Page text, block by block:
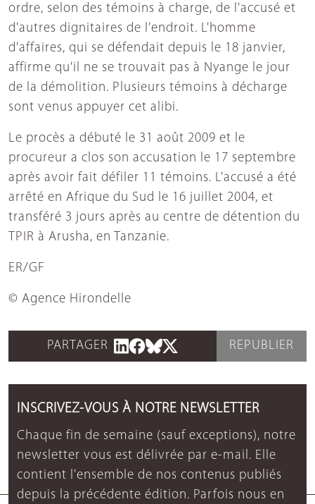
ordre, selon des témoins à charge, de l'accusé et
d'autres dignitaires de l'endroit. L'homme
d'affaires, qui se défendait depuis le 18 janvier,
affirme qu'il ne se trouvait pas à Nyange le jour
de la démolition. Plusieurs témoins à décharge
sont venus appuyer cet alibi.
Le procès a débuté le 31 août 2009 et le
procureur a clos son accusation le 17 septembre
après avoir fait défiler 11 témoins. L'accusé a été
arrêté en Afrique du Sud le 16 juillet 2004, et
transféré 3 jours après au centre de détention du
TPIR à Arusha, en Tanzanie.
ER/GF
© Agence Hirondelle
PARTAGER REPUBLIER
INSCRIVEZ-VOUS À NOTRE NEWSLETTER
Chaque fin de semaine (sauf exceptions), notre
newsletter vous est délivrée par e-mail. Elle
contient l'ensemble de nos contenus publiés
depuis la précédente édition. Parfois nous en